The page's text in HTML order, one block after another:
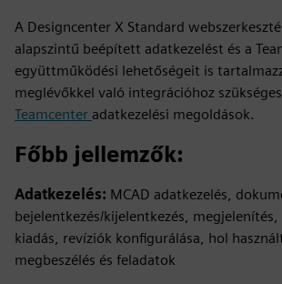
A Designcenter X Standard
alapszintű beépített adatkezelést és a
együttműködési lehetőségeit is
meglévőkkel való integrációhoz
Teamcenter adatkezelési megoldások.
Főbb jellemzők:
Adatkezelés: MCAD adatkezelés,
bejelentkezés/kijelentkezés,
kiadás, revíziók konfigurálása, hol
megbeszélés és feladatok